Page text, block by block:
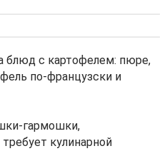
блюд с картофелем: пюре,
по-французски и
гармошки,
кулинарной